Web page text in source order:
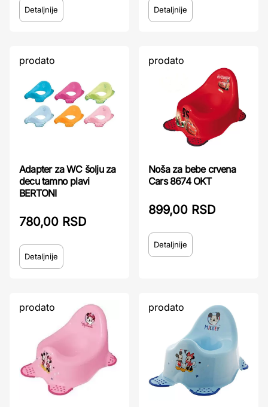
Detaljnije Detaljnije
prodato
Adapter za WC šolju za
decu tamno plavi
BERTONI
780,00 RSD
Detaljnije
prodato
Noša za bebe crvena
Cars 8674 OKT
899,00 RSD
Detaljnije
prodato prodato